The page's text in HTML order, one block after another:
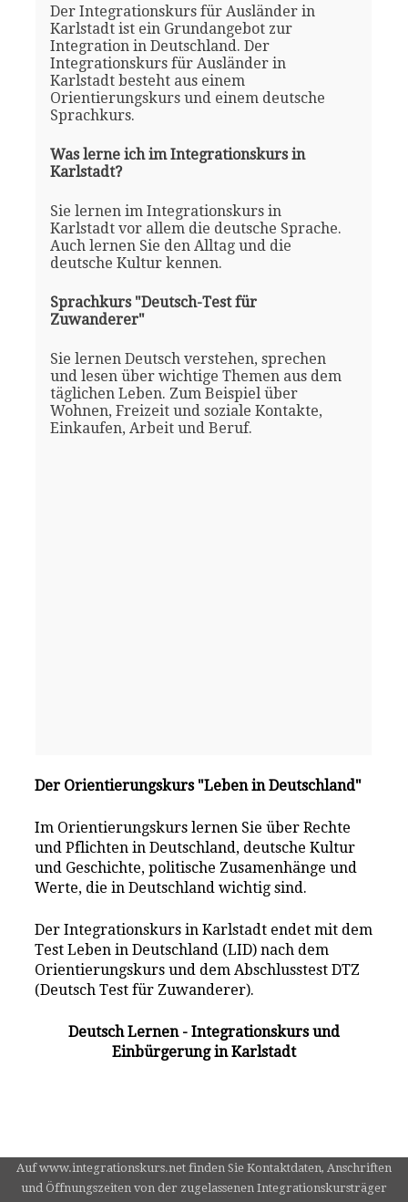
Der Integrationskurs für Ausländer in
Karlstadt ist ein Grundangebot zur
Integration in Deutschland. Der
Integrationskurs für Ausländer in
Karlstadt besteht aus einem
Orientierungskurs und einem deutsche
Sprachkurs.
Was lerne ich im Integrationskurs in
Karlstadt?
Sie lernen im Integrationskurs in
Karlstadt vor allem die deutsche Sprache.
Auch lernen Sie den Alltag und die
deutsche Kultur kennen.
Sprachkurs "Deutsch-Test für
Zuwanderer"
Sie lernen Deutsch verstehen, sprechen
und lesen über wichtige Themen aus dem
täglichen Leben. Zum Beispiel über
Wohnen, Freizeit und soziale Kontakte,
Einkaufen, Arbeit und Beruf.
Der Orientierungskurs "Leben in Deutschland"
Im Orientierungskurs lernen Sie über Rechte
und Pflichten in Deutschland, deutsche Kultur
und Geschichte, politische Zusamenhänge und
Werte, die in Deutschland wichtig sind.
Der Integrationskurs in Karlstadt endet mit dem
Test Leben in Deutschland (LID) nach dem
Orientierungskurs und dem Abschlusstest DTZ
(Deutsch Test für Zuwanderer).
Deutsch Lernen - Integrationskurs und
Einbürgerung in Karlstadt
Auf www.integrationskurs.net finden Sie Kontaktdaten, Anschriften
und Öffnungszeiten von der zugelassenen Integrationskursträger